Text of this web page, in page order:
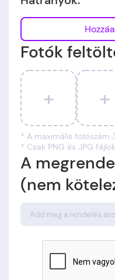
Fotók
+ +
* A maximális fotószám
* Csak PNG és JPG
A
(nem